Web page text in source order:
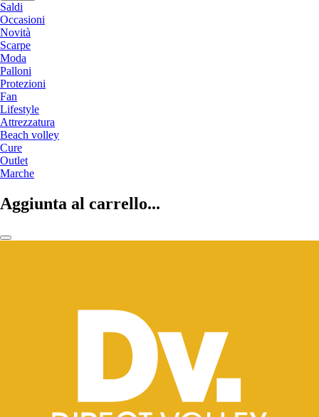
Saldi
Occasioni
Novità
Scarpe
Moda
Palloni
Protezioni
Fan
Lifestyle
Attrezzatura
Beach volley
Cure
Outlet
Marche
Aggiunta al carrello...